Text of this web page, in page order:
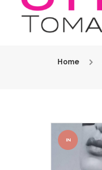
Home
IN